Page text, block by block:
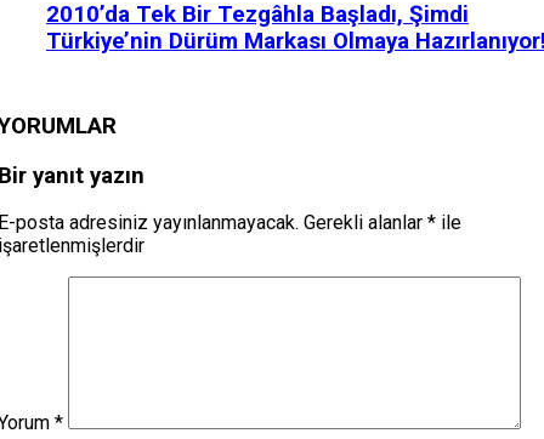
2010’da Tek Bir Tezgâhla Başladı, Şimdi
Türkiye’nin Dürüm Markası Olmaya
yanıt yazın
posta adresiniz yayınlanmayacak. Gerekli alanlar * ile
*